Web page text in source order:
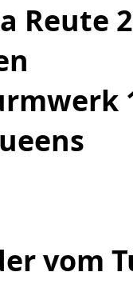
Reute 2
vom